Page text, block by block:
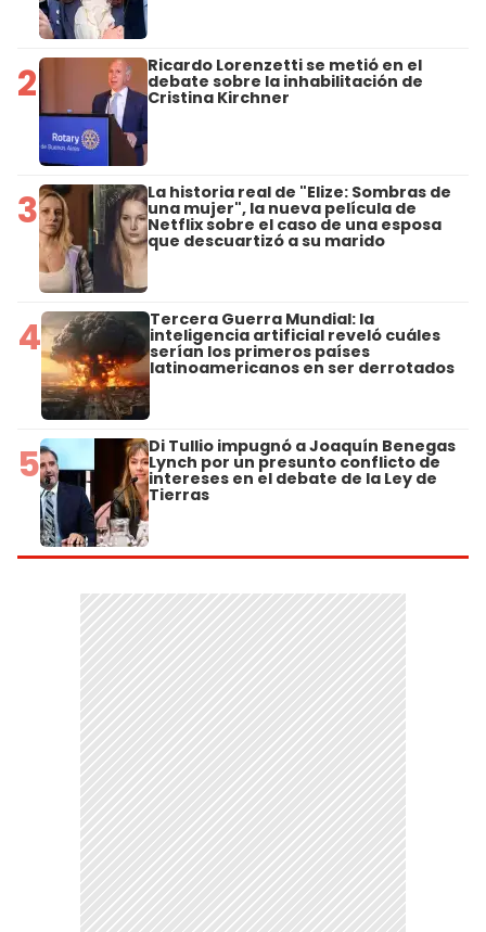
2 Ricardo Lorenzetti se metió en el
debate sobre la inhabilitación de
Cristina Kirchner
3 La historia real de "Elize: Sombras de
una mujer", la nueva película de
Netflix sobre el caso de una esposa
que descuartizó a su marido
4 Tercera Guerra Mundial: la
inteligencia artificial reveló cuáles
serían los primeros países
latinoamericanos en ser derrotados
5 Di Tullio impugnó a Joaquín Benegas
Lynch por un presunto conflicto de
intereses en el debate de la Ley de
Tierras